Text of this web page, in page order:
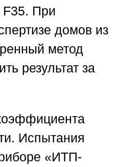
F35. При
домов из
метод
результат за
Испытания
«ИТП-